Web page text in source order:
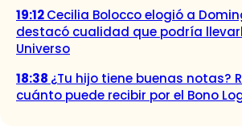
19:12Cecilia Bolocco elogió a
destacó cualidad que podría
Universo
18:38 ¿Tu hijo tiene buenas notas?
cuánto puede recibir por el Bono